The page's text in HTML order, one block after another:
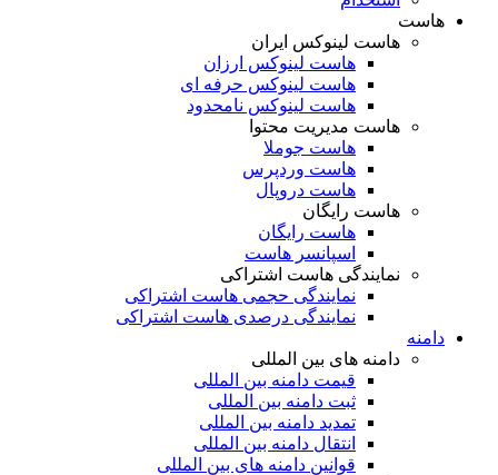
هاست
هاست لینوکس ایران
هاست لینوکس ارزان
هاست لینوکس حرفه ای
هاست لینوکس نامحدود
هاست مدیریت محتوا
هاست جوملا
هاست وردپرس
هاست دروپال
هاست رایگان
هاست رایگان
اسپانسر هاست
نمایندگی هاست اشتراکی
نمایندگی حجمی هاست اشتراکی
نمایندگی درصدی هاست اشتراکی
دامنه
دامنه های بین المللی
قیمت دامنه بین المللی
ثبت دامنه بین المللی
تمدید دامنه بین المللی
انتقال دامنه بین المللی
قوانین دامنه های بین المللی